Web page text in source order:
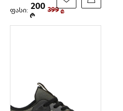
ფასი: 200
₾
399 ₾